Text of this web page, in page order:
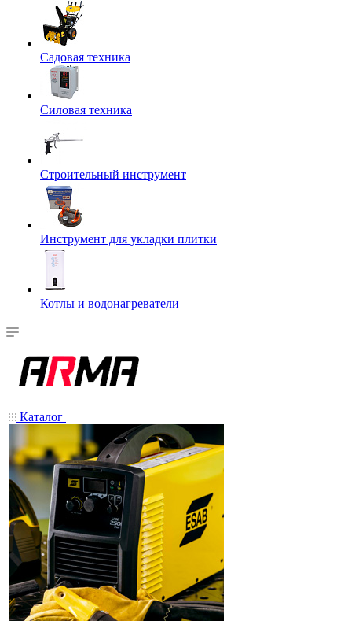
Садовая техника
Силовая техника
Строительный инструмент
Инструмент для укладки плитки
Котлы и водонагреватели
Каталог